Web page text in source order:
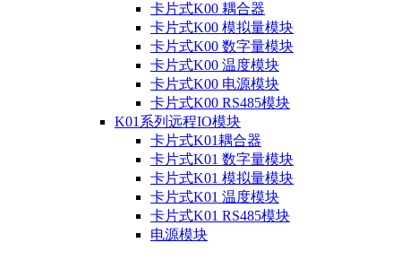
卡片式K00 耦合器
卡片式K00 模拟量模块
卡片式K00 数字量模块
卡片式K00 温度模块
卡片式K00 电源模块
卡片式K00 RS485模块
K01系列远程IO模块
卡片式K01耦合器
卡片式K01 数字量模块
卡片式K01 模拟量模块
卡片式K01 温度模块
卡片式K01 RS485模块
电源模块